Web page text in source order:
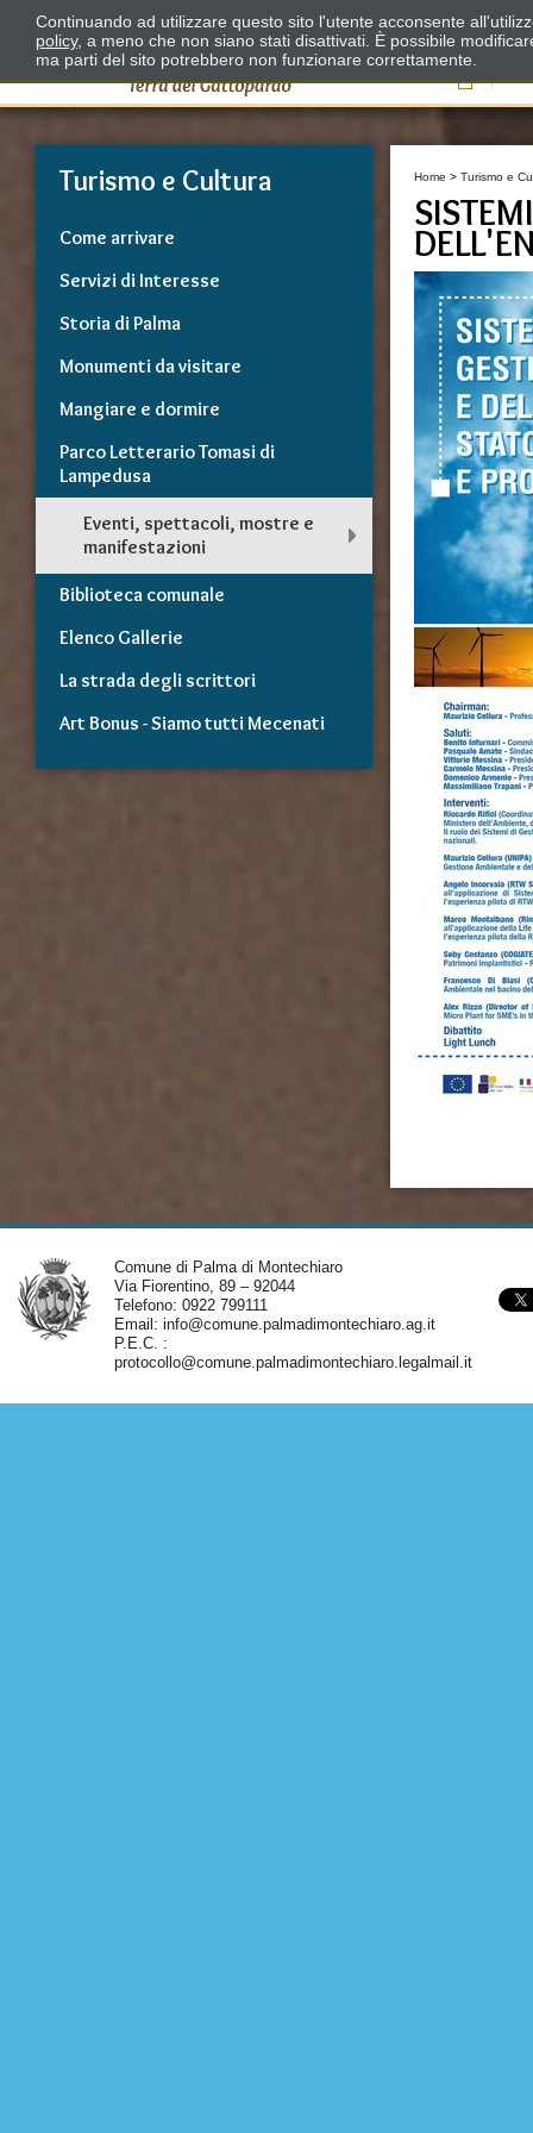
Il
Turismo e Cultura
Come arrivare
Servizi di Interesse
Storia di Palma
Monumenti da visitare
Mangiare e dormire
Parco Letterario Tomasi di
Lampedusa
Eventi, spettacoli, mostre e
manifestazioni
Biblioteca comunale
Elenco Gallerie
La strada degli scrittori
Art Bonus - Siamo tutti Mecenati
Home >Turismo e
Comune di Palma di Montechiaro
Via Fiorentino, 89 – 92044
Telefono: 0922 799111
Email: info@comune.palmadimontechiaro.ag.it
P.E.C. :
protocollo@comune.palmadimontechiaro.legalmail.it
Continuando ad utilizzare questo sito l'utente acconsente
policy, a meno che non siano stati disattivati. È possibile
ma parti del sito potrebbero non funzionare correttamente.